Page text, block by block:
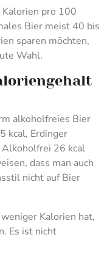
pro 100
Bier meist 40 bis
sparen möchten,
Wahl.
alkoholfreies Bier
kcal, Erdinger
26 kcal
dass man auch
nicht auf Bier
Kalorien hat,
Es ist nicht